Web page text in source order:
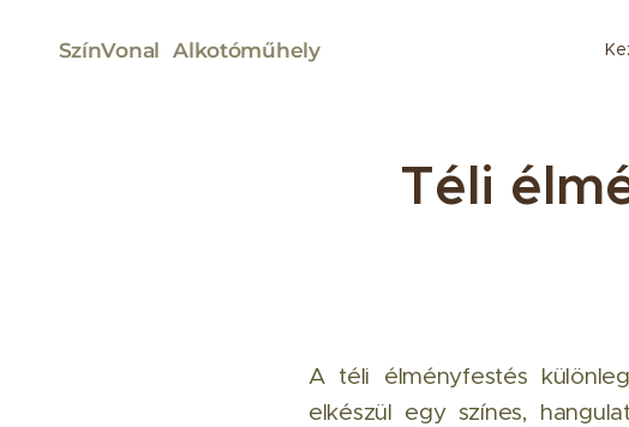
SzínVonal Alkotóműhely
Téli
A téli élményfestés
elkészül egy színes,